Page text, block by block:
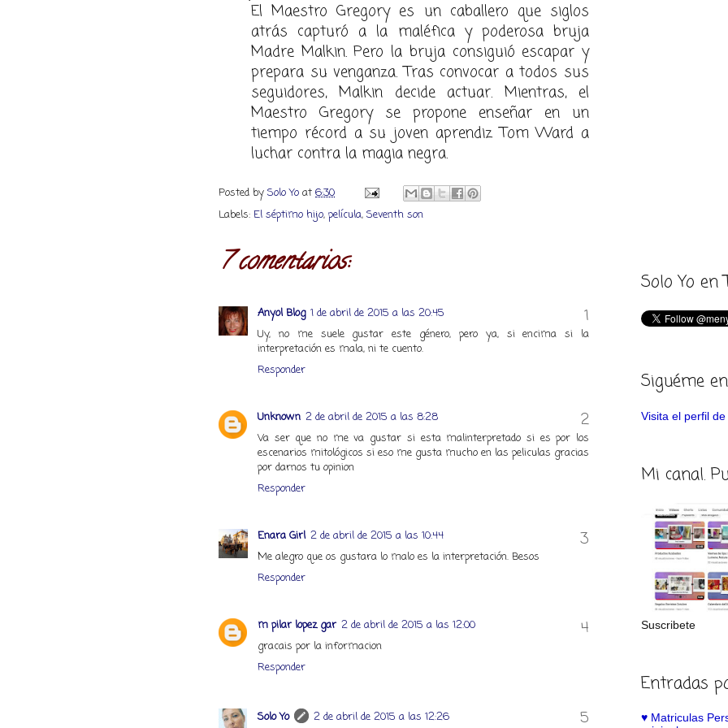
El Maestro Gregory es un caballero que siglos
atrás capturó a la maléfica y poderosa bruja
Madre Malkin. Pero la bruja consiguió escapar y
prepara su venganza. Tras convocar a todos sus
seguidores, Malkin decide actuar. Mientras, el
Maestro Gregory se propone enseñar en un
tiempo récord a su joven aprendiz Tom Ward a
luchar contra la magia negra.
Posted by Solo Yo at 6:30
Labels: El séptimo hijo, película, Seventh son
7 comentarios:
Anyol Blog 1 de abril de 2015 a las 20:45
Uy, no me suele gustar este género, pero ya, si encima si la
interpretación es mala, ni te cuento.
Responder
Unknown 2 de abril de 2015 a las 8:28
Va ser que no me va gustar si esta malinterpretado si es por los
escenarios mitológicos si eso me gusta mucho en las peliculas gracias
por darnos tu opinion
Responder
Enara Girl 2 de abril de 2015 a las 10:44
Me alegro que os gustara lo malo es la interpretación. Besos
Responder
m pilar lopez gar 2 de abril de 2015 a las 12:00
gracais por la informacion
Responder
Solo Yo 2 de abril de 2015 a las 12:26
Solo Yo en
Siguéme
Visita el perfil
Mi canal.
Suscribete
Entradas
♥️ Matriculas